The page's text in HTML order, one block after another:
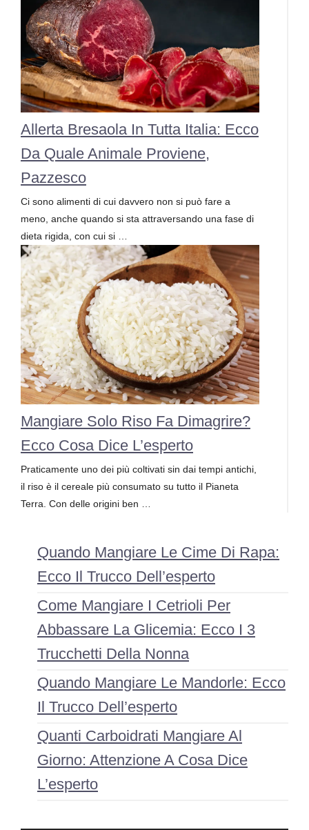
Allerta Bresaola In Tutta Italia: Ecco
Da Quale Animale Proviene,
Pazzesco
Ci sono alimenti di cui davvero non si può fare a
meno, anche quando si sta attraversando una fase di
dieta rigida, con cui si …
Mangiare Solo Riso Fa Dimagrire?
Ecco Cosa Dice L’esperto
Praticamente uno dei più coltivati sin dai tempi antichi,
il riso è il cereale più consumato su tutto il Pianeta
Terra. Con delle origini ben …
Quando Mangiare Le Cime Di Rapa:
Ecco Il Trucco Dell’esperto
Come Mangiare I Cetrioli Per
Abbassare La Glicemia: Ecco I 3
Trucchetti Della Nonna
Quando Mangiare Le Mandorle: Ecco
Il Trucco Dell’esperto
Quanti Carboidrati Mangiare Al
Giorno: Attenzione A Cosa Dice
L’esperto